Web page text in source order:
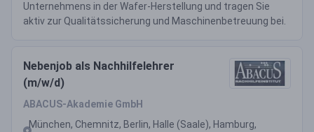
Unternehmens in der Wafer-Herstellung und tragen Sie
aktiv zur Qualitätssicherung und Maschinenbetreuung bei.
Nebenjob als Nachhilfelehrer
(m/w/d)
ABACUS-Akademie GmbH
München, Chemnitz, Berlin, Halle (Saale), Hamburg,